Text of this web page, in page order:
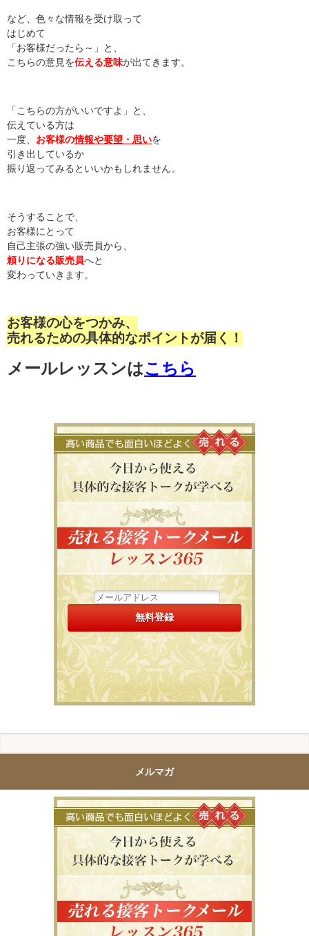
など、色々な情報を受け取って
はじめて
「お客様だったら～」と、
こちらの意見を伝える意味が出てきます。
「こちらの方がいいですよ」と、
伝えている方は
一度、 お客様の情報や要望・思いを
引き出しているか
振り返ってみるといいかもしれません。
そうすることで、
お客様にとって
自己主張の強い販売員から、
頼りになる販売員へと
変わっていきます。
お客様の心をつかみ、
売れるための具体的なポイントが届く！
メールレッスンはこちら
メルマガ